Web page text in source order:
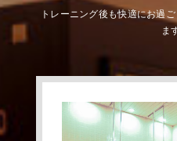
トレーニング後も快適にお過
ま